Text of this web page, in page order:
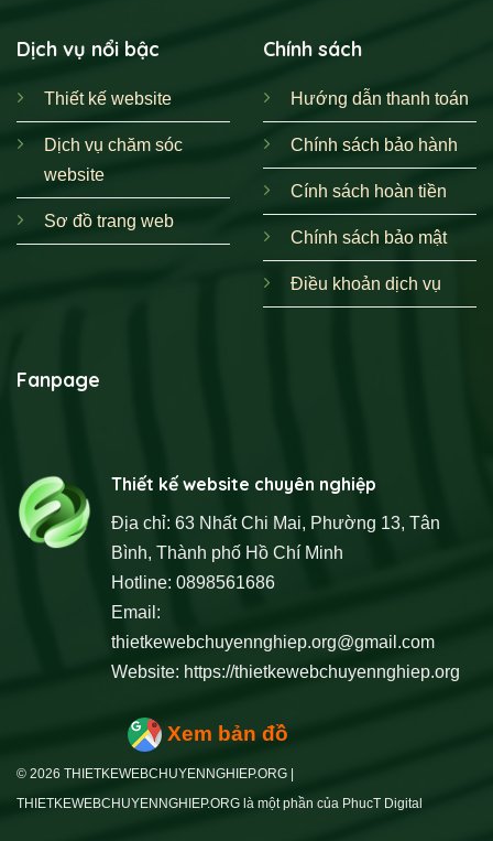
Dịch vụ nổi bậc
Thiết kế website
Dịch vụ chăm sóc
website
Sơ đồ trang web
Chính sách
Hướng dẫn thanh toán
Chính sách bảo hành
Cính sách hoàn tiền
Chính sách bảo mật
Điều khoản dịch vụ
Fanpage
Thiết kế website chuyên nghiệp
Địa chỉ: 63 Nhất Chi Mai, Phường 13, Tân
Bình, Thành phố Hồ Chí Minh
Hotline: 0898561686
Email:
thietkewebchuyennghiep.org@gmail.com
Website: https://thietkewebchuyennghiep.org
Xem bản đồ
© 2026 THIETKEWEBCHUYENNGHIEP.ORG |
THIETKEWEBCHUYENNGHIEP.ORG là một phần của PhucT Digital